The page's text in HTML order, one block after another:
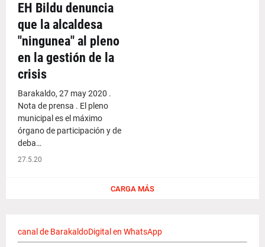
EH Bildu denuncia
que la alcaldesa
"ningunea" al pleno
en la gestión de la
crisis
Barakaldo, 27 may 2020 .
Nota de prensa . El pleno
municipal es el máximo
órgano de participación y de
deba…
27.5.20
CARGA MÁS
canal de BarakaldoDigital en WhatsApp